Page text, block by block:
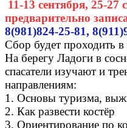
11-13 сентября, 25-27
предварительно
8(981)824-25-81,
Сбор будет проходить
На берегу Ладоги в
спасатели изучают и
направлениям:
1. Основы туризма,
2. Как развести костёр
3. Ориентирование по